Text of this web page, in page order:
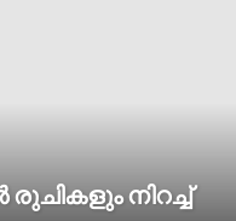
നിറച്ച്